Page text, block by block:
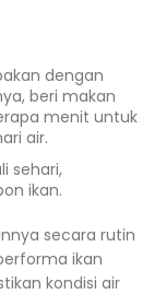
dengan
beri makan
menit untuk
air.
sehari,
ikan.
secara rutin
ikan
kondisi air